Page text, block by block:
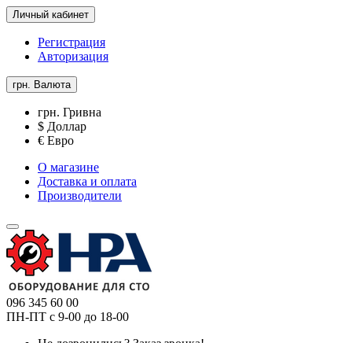
Личный кабинет
Регистрация
Авторизация
грн. Валюта
грн. Гривна
$ Доллар
€ Евро
О магазине
Доставка и оплата
Производители
096 345 60 00
ПН-ПТ с 9-00 до 18-00